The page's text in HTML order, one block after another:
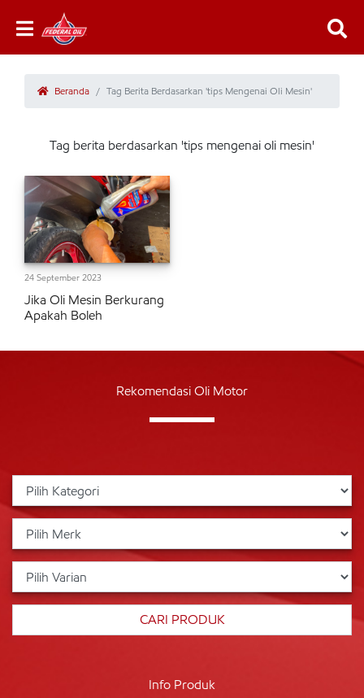
Beranda Tag Berita Berdasarkan 'tips Mengenai Oli Mesin'
Tag berita berdasarkan 'tips mengenai oli mesin'
24 September 2023
Jika Oli Mesin Berkurang
Apakah Boleh
Rekomendasi Oli Motor
Info Produk